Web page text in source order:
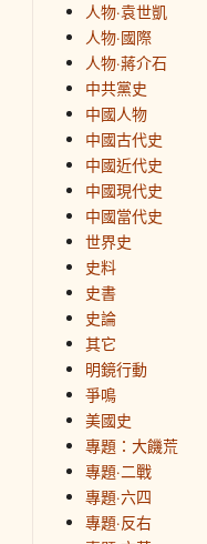
人物·袁世凱
人物·國際
人物·蔣介石
中共黨史
中國人物
中國古代史
中國近代史
中國現代史
中國當代史
世界史
史料
史書
史論
其它
明鏡行動
爭鳴
美國史
專題：大饑荒
專題·二戰
專題·六四
專題·反右